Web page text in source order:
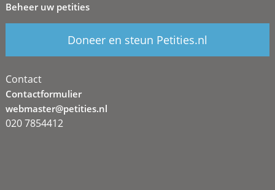
Beheer uw petities
Doneer en steun Petities.nl
Contact
Contactformulier
webmaster@petities.nl
020 7854412